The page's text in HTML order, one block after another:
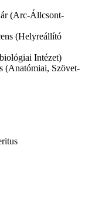
(Arc-Állcsont-
(Helyreállító
Intézet)
(Anatómiai, Szövet-